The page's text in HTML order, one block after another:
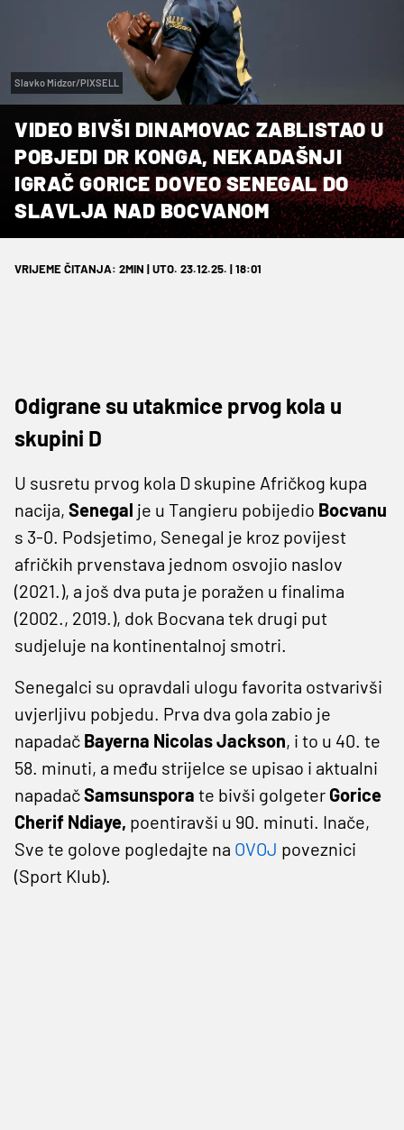
Slavko Midzor/PIXSELL
VIDEO BIVŠI DINAMOVAC ZABLISTAO U
POBJEDI DR KONGA, NEKADAŠNJI
IGRAČ GORICE DOVEO SENEGAL DO
SLAVLJA NAD BOCVANOM
VRIJEME ČITANJA: 2MIN | UTO. 23.12.25. | 18:01
Odigrane su utakmice prvog kola u
skupini D
U susretu prvog kola D skupine Afričkog kupa
nacija, Senegal je u Tangieru pobijedio Bocvanu
s 3-0. Podsjetimo, Senegal je kroz povijest
afričkih prvenstava jednom osvojio naslov
(2021.), a još dva puta je poražen u finalima
(2002., 2019.), dok Bocvana tek drugi put
sudjeluje na kontinentalnoj smotri.
Senegalci su opravdali ulogu favorita ostvarivši
uvjerljivu pobjedu. Prva dva gola zabio je
napadač Bayerna Nicolas Jackson, i to u 40. te
58. minuti, a među strijelce se upisao i aktualni
napadačSamsunspora te bivši golgeter Gorice
Cherif Ndiaye, poentiravši u 90. minuti. Inače,
Sve te golove pogledajte na OVOJ poveznici
(Sport Klub).